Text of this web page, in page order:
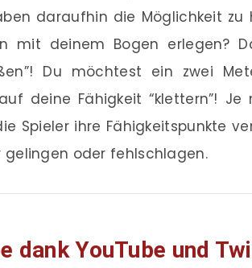
daraufhin die Möglichkeit
mit deinem Bogen erlegen?
Du möchtest ein zwei
deine Fähigkeit “klettern”!
Spieler ihre Fähigkeitspunkte
gelingen oder fehlschlagen.
dank YouTube und